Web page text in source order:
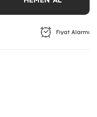
Fiyat Alarmı